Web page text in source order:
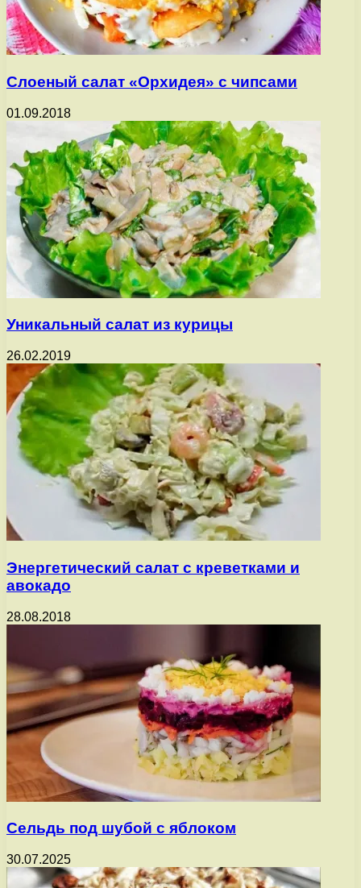
Слоеный салат «Орхидея» с чипсами
01.09.2018
Уникальный салат из курицы
26.02.2019
Энергетический салат с креветками и
авокадо
28.08.2018
Сельдь под шубой с яблоком
30.07.2025